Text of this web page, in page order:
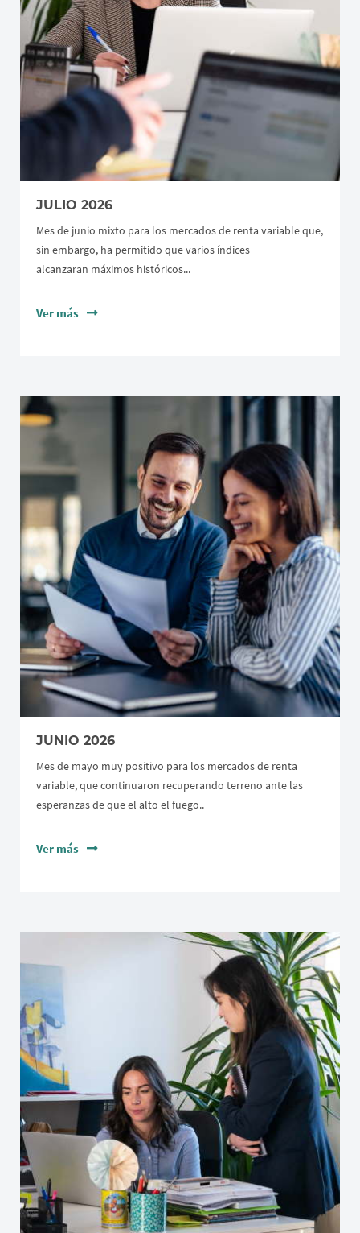
JULIO 2026
Mes de junio mixto para los mercados de renta variable que,
sin embargo, ha permitido que varios índices
alcanzaran máximos históricos...
Ver más
JUNIO 2026
Mes de mayo muy positivo para los mercados de renta
variable, que continuaron recuperando terreno ante las
esperanzas de que el alto el fuego..
Ver más